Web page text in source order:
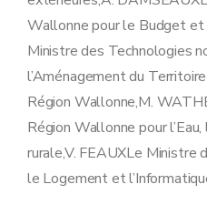
Wallonne pour le Budget et
Ministre des Technologies
l’Aménagement du
Région Wallonne,M.
Région Wallonne pour
rurale,V. FEAUXLe Ministre
le Logement et